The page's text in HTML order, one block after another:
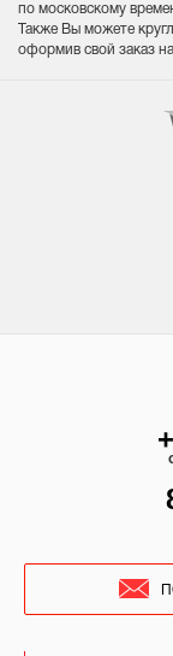
по московскому
Также Вы можете
оформив свой заказ